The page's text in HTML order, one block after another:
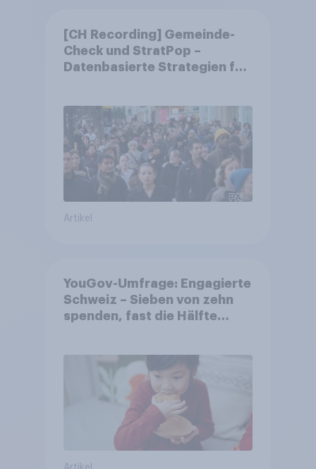
[CH Recording] Gemeinde-
Check und StratPop –
Datenbasierte Strategien für
Artikel
YouGov-Umfrage: Engagierte
Schweiz – Sieben von zehn
spenden, fast die Hälfte